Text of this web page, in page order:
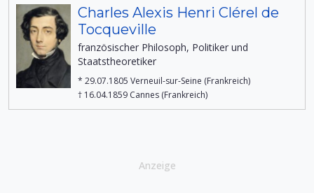
Charles Alexis Henri Clérel de
Tocqueville
französischer Philosoph, Politiker und
Staatstheoretiker
* 29.07.1805 Verneuil-sur-Seine (Frankreich)
† 16.04.1859 Cannes (Frankreich)
Anzeige